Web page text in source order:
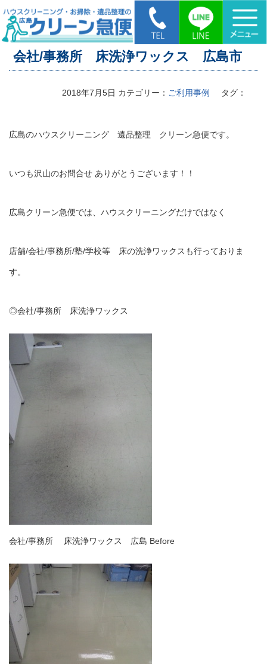
HOME > 会社/事務所 床洗浄ワックス 広島市
会社/事務所 床洗浄ワックス 広島市
2018年7月5日 カテゴリー： ご利用事例 タグ：
広島のハウスクリーニング 遺品整理 クリーン急便です。
いつも沢山のお問合せ ありがとうございます！！
広島クリーン急便では、ハウスクリーニングだけではなく
店舗/会社/事務所/塾/学校等 床の洗浄ワックスも行っておりま
す。
◎会社/事務所 床洗浄ワックス
会社/事務所 床洗浄ワックス 広島 Before